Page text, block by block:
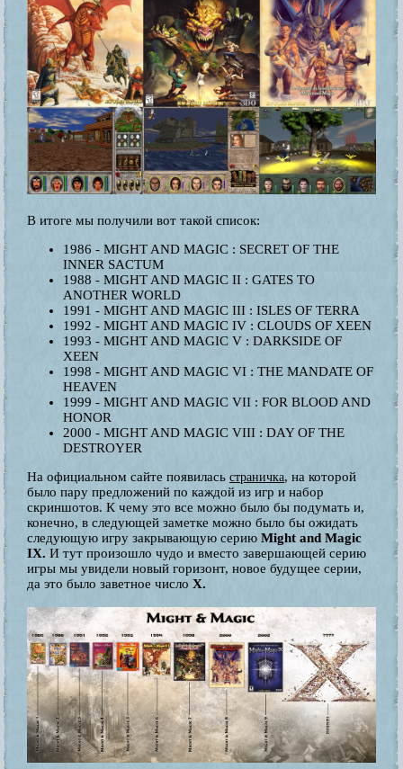
В итоге мы получили вот такой список:
1986 - MIGHT AND MAGIC : SECRET OF THE
INNER SACTUM
1988 - MIGHT AND MAGIC II : GATES TO
ANOTHER WORLD
1991 - MIGHT AND MAGIC III : ISLES OF TERRA
1992 - MIGHT AND MAGIC IV : CLOUDS OF XEEN
1993 - MIGHT AND MAGIC V : DARKSIDE OF
XEEN
1998 - MIGHT AND MAGIC VI : THE MANDATE OF
HEAVEN
1999 - MIGHT AND MAGIC VII : FOR BLOOD AND
HONOR
2000 - MIGHT AND MAGIC VIII : DAY OF THE
DESTROYER
На официальном сайте появилась страничка, на которой
было пару предложений по каждой из игр и набор
скриншотов. К чему это все можно было бы подумать и,
конечно, в следующей заметке можно было бы ожидать
следующую игру закрывающую серию Might and Magic
IX. И тут произошло чудо и вместо завершающей серию
игры мы увидели новый горизонт, новое будущее серии,
да это было заветное число X.